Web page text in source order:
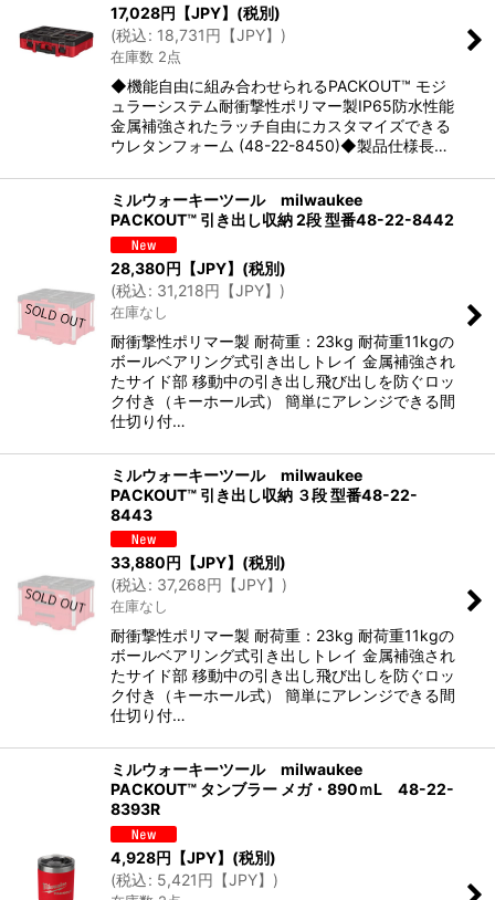
17,028円【JPY】 (税別)
(税込: 18,731円【JPY】 )
在庫数 2点
◆機能自由に組み合わせられるPACKOUT™ モジ
ュラーシステム耐衝撃性ポリマー製IP65防水性能
金属補強されたラッチ自由にカスタマイズできる
ウレタンフォーム (48-22-8450)◆製品仕様長…
ミルウォーキーツール milwaukee
PACKOUT™ 引き出し収納 2段 型番48-22-8442
28,380円【JPY】 (税別)
(税込: 31,218円【JPY】 )
在庫なし
耐衝撃性ポリマー製 耐荷重：23kg 耐荷重11kgの
ボールベアリング式引き出しトレイ 金属補強され
たサイド部 移動中の引き出し飛び出しを防ぐロッ
ク付き（キーホール式） 簡単にアレンジできる間
仕切り付…
ミルウォーキーツール milwaukee
PACKOUT™ 引き出し収納 ３段 型番48-22-
8443
33,880円【JPY】 (税別)
(税込: 37,268円【JPY】 )
在庫なし
耐衝撃性ポリマー製 耐荷重：23kg 耐荷重11kgの
ボールベアリング式引き出しトレイ 金属補強され
たサイド部 移動中の引き出し飛び出しを防ぐロッ
ク付き（キーホール式） 簡単にアレンジできる間
仕切り付…
ミルウォーキーツール milwaukee
PACKOUT™ タンブラー メガ・890ｍL 48-22-
8393R
4,928円【JPY】 (税別)
(税込: 5,421円【JPY】 )